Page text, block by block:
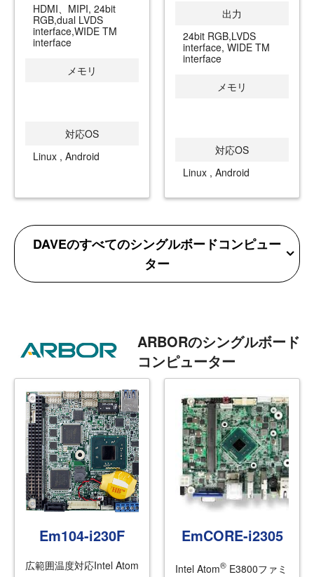
HDMI、MIPI, 24bit
RGB,dual LVDS
interface,WIDE TM
interface
メモリ
対応OS
Linux , Android
出力
24bit RGB,LVDS
interface, WIDE TM
interface
メモリ
対応OS
Linux , Android
DAVEのすべてのシングルボードコンピュー
ター
ARBORのシングルボード
コンピューター
Em104-i230F
広範囲温度対応Intel Atom
EmCORE-i2305
Intel Atom® E3800ファミ